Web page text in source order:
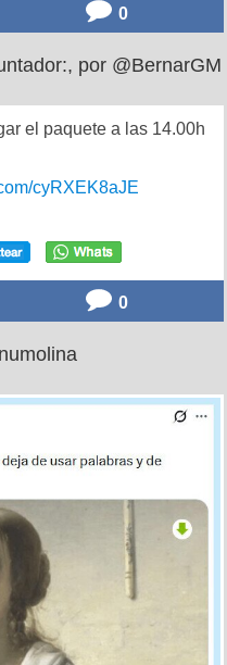
0
por @BernarGM
el paquete a las 14.00h
cyRXEK8aJE
0